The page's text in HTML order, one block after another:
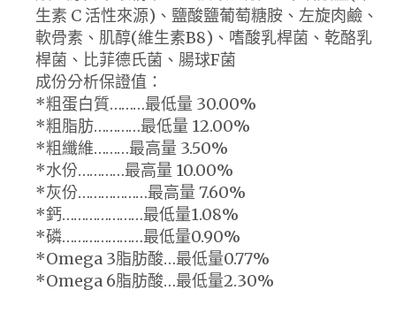
生素 C 活性來源)、鹽酸鹽葡萄糖胺、左旋肉鹼、
軟骨素、肌醇(維生素B8)、嗜酸乳桿菌、乾酪乳
桿菌、比菲德氏菌、腸球F菌
成份分析保證值：
*粗蛋白質………最低量 30.00%
*粗脂肪…………最低量 12.00%
*粗纖維………最高量 3.50%
*水份…………最高量 10.00%
*灰份………………最高量 7.60%
*鈣…………………最低量1.08%
*磷…………………最低量0.90%
*Omega 3脂肪酸…最低量0.77%
*Omega 6脂肪酸…最低量2.30%